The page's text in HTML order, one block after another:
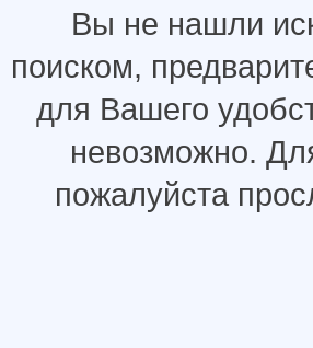
Вы не нашли
поиском,
для Вашего
невозможно.
пожалуйста